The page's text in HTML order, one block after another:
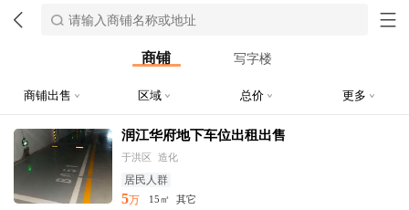
商铺 写字楼
商铺出售 区域 总价 更多
润江华府地下车位出租出售
于洪区 造化
居民人群
5万 15㎡ 其它